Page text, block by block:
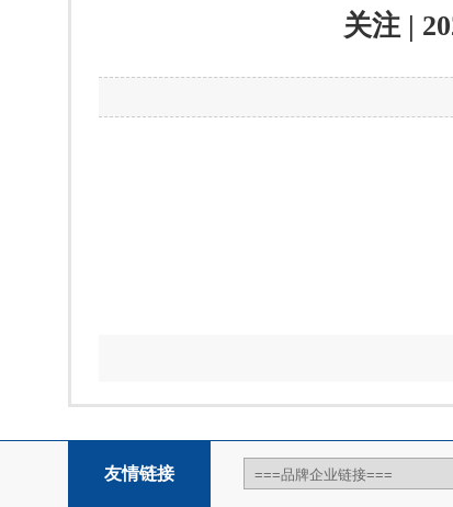
关注 |
友情链接